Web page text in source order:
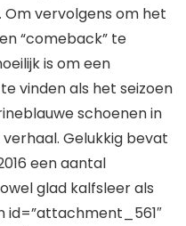
vervolgens om het
“comeback” te
is om een
vinden als het seizoen
schoenen in
Gelukkig bevat
een aantal
glad kalfsleer als